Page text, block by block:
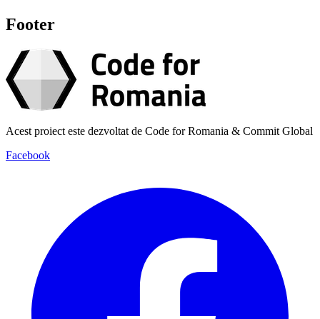
Footer
Acest proiect este dezvoltat de Code for Romania & Commit Global
Facebook